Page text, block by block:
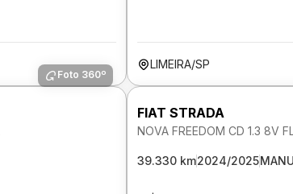
LIMEIRA/SP
Foto 360º
FIAT STRADA
NOVA FREEDOM CD 1.3 8V
39.330 km2024/2025